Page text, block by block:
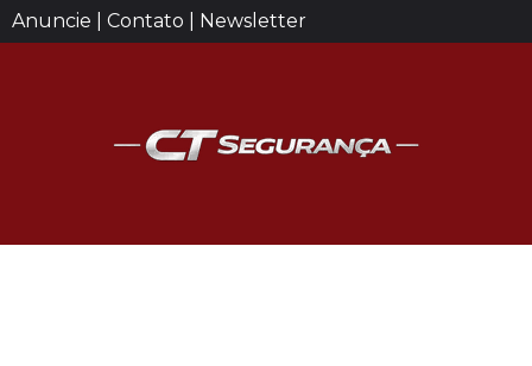
Anuncie | Contato | Newsletter